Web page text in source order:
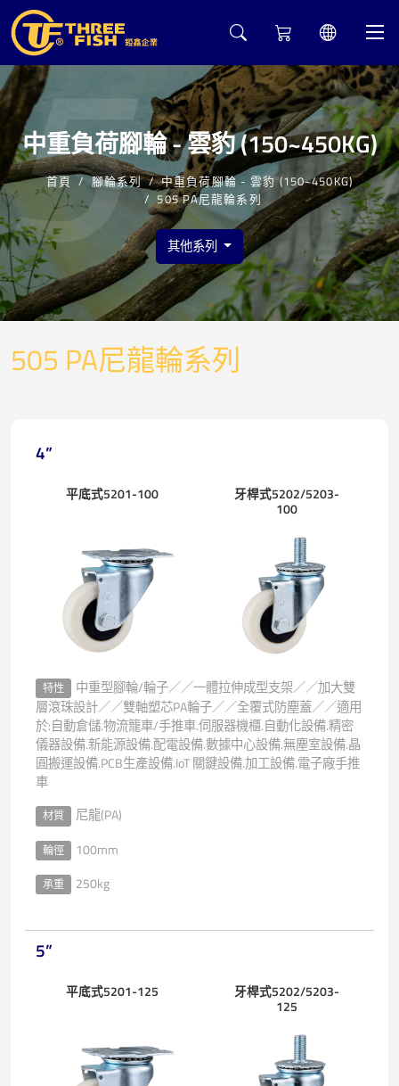
中重負荷腳輪 - 雲豹 (150~450KG)
首頁 腳輪系列
中重負荷腳輪 - 雲豹 (150~450KG)
505 PA尼龍輪系列
其他系列
5
505 PA尼龍輪系列
4”
平底式5201-100
牙桿式5202/5203-
100
特性
中重型腳輪/輪子／／一體拉伸成型支架／／加大雙
層滾珠設計／／雙軸塑芯PA輪子／／全覆式防塵蓋／／適用
於:自動倉儲.物流籠車/手推車.伺服器機櫃.自動化設備.精密
儀器設備.新能源設備.配電設備.數據中心設備.無塵室設備.晶
圓搬運設備.PCB生產設備.IoT 關鍵設備.加工設備.電子廠手推
車
材質 尼龍(PA)
輪徑 100mm
承重 250kg
5”
平底式5201-125
牙桿式5202/5203-
125